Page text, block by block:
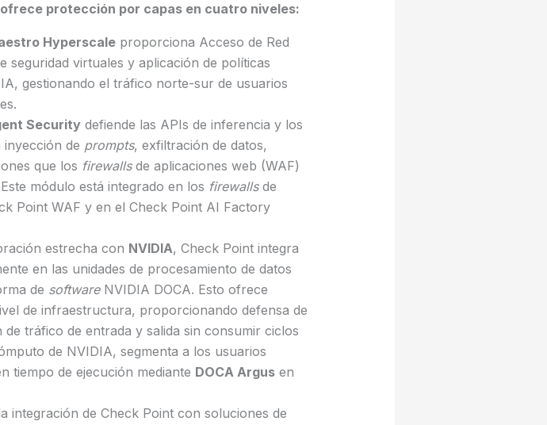
protección por capas en cuatro niveles:
Hyperscaleproporciona Acceso de Red
seguridad virtuales y aplicación de políticas
gestionando el tráfico norte-sur de usuarios
Securitydefiende las APIs de inferencia y los
de prompts, exfiltración de datos,
que los firewalls de aplicaciones web (WAF)
módulo está integrado en los firewalls de
Point WAF y en el Check Point AI Factory
estrecha con NVIDIA, Check Point integra
en las unidades de procesamiento de datos
de softwareNVIDIA DOCA. Esto ofrece
de infraestructura, proporcionando defensa de
tráfico de entrada y salida sin consumir ciclos
de NVIDIA, segmenta a los usuarios
tiempo de ejecución mediante DOCA Argusen
integración de Check Point con soluciones de